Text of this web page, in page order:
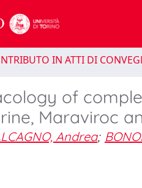
IN ATTI DI
of
Maraviroc
Andrea;